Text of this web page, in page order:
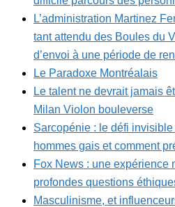
L’administration Martinez
tant attendu des Boules du
d’envoi à une période de
Le Paradoxe Montréalais
Le talent ne devrait jamais
Milan Violon bouleverse
Sarcopénie : le défi
hommes gais et comment
Fox News : une expérience
profondes questions
Masculinisme, et